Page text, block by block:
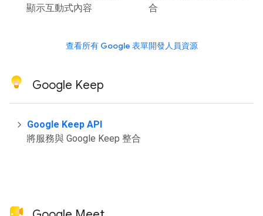
顯示互動式內容
合
查看所有 Google 表單開發人員資源
Google Keep
Google Keep API
將服務與 Google Keep 整合